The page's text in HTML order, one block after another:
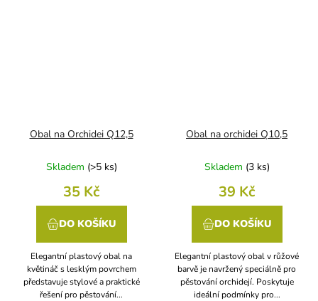
Obal na Orchidei Q12,5
Skladem (>5 ks)
35 Kč
DO KOŠÍKU
Elegantní plastový obal na
květináč s lesklým povrchem
představuje stylové a praktické
řešení pro pěstování...
Obal na orchidei Q10,5
Skladem (3 ks)
39 Kč
DO KOŠÍKU
Elegantní plastový obal v růžové
barvě je navržený speciálně pro
pěstování orchidejí. Poskytuje
ideální podmínky pro...